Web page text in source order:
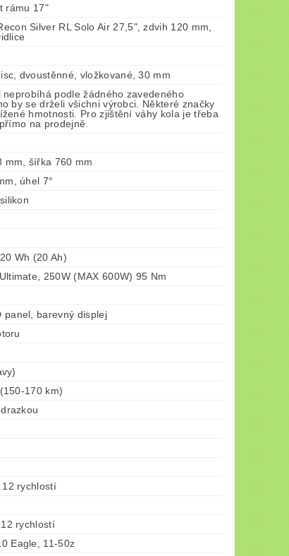
rámu 17"
Silver RL Solo Air 27,5", zdvih 120 mm,
dvoustěnné, vložkované, 30 mm
podle žádného zavedeného
by se drželi všichni výrobci. Některé značky
hmotnosti. Pro zjištění váhy kola je třeba
na prodejně.
mm, šířka 760 mm
úhel 7°
Wh (20 Ah)
250W (MAX 600W) 95 Nm
panel, barevný displej
170 km)
12 rychlostí
rychlostí
Eagle, 11-50z